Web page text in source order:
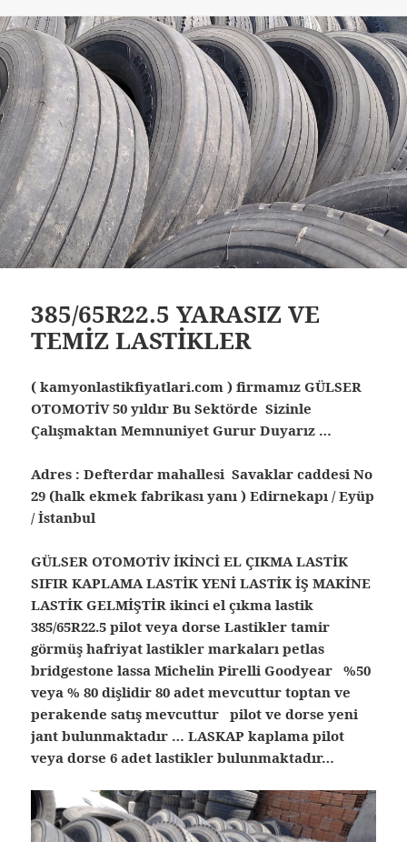
385/65R22.5 YARASIZ VE
TEMİZ LASTİKLER
( kamyonlastikfiyatlari.com ) firmamız GÜLSER
OTOMOTİV 50 yıldır Bu Sektörde Sizinle
Çalışmaktan Memnuniyet Gurur Duyarız …
Adres : Defterdar mahallesi Savaklar caddesi No
29 (halk ekmek fabrikası yanı ) Edirnekapı / Eyüp
/ İstanbul
GÜLSER OTOMOTİV İKİNCİ EL ÇIKMA LASTİK
SIFIR KAPLAMA LASTİK YENİ LASTİK İŞ MAKİNE
LASTİK GELMİŞTİR ikinci el çıkma lastik
385/65R22.5 pilot veya dorse Lastikler tamir
görmüş hafriyat lastikler markaları petlas
bridgestone lassa Michelin Pirelli Goodyear %50
veya % 80 dişlidir 80 adet mevcuttur toptan ve
perakende satış mevcuttur pilot ve dorse yeni
jant bulunmaktadır … LASKAP kaplama pilot
veya dorse 6 adet lastikler bulunmaktadır…